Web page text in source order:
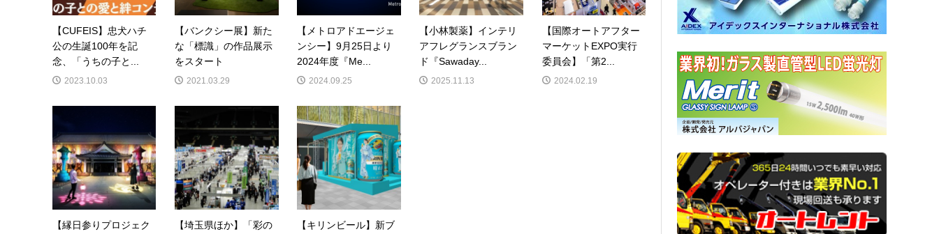
【CUFEIS】忠犬ハチ
公の生誕100年を記
念、「うちの子と...
2023.10.03
【バンクシー展】新た
な「標識」の作品展示
をスタート
2021.03.29
【メトロアドエージェ
ンシー】9月25日より
2024年度『Me...
2024.09.25
【小林製薬】インテリ
アフレグランスブラン
ド『Sawaday...
2025.11.13
【国際オートアフター
マーケットEXPO実行
委員会】「第2...
2024.02.19
【縁日参りプロジェク
【埼玉県ほか】「彩の
【キリンビール】新ブ